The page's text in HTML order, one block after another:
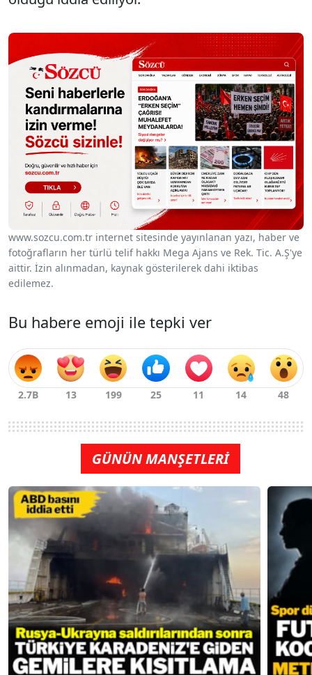
www.sozcu.com.tr internet sitesinde yayınlanan yazı, haber ve
fotoğrafların her türlü telif hakkı Mega Ajans ve Rek. Tic. A.Ş'ye
aittir. İzin alınmadan, kaynak gösterilerek dahi iktibas
edilemez.
Bu habere emoji ile tepki ver
GÜNÜN MANŞETLERİ